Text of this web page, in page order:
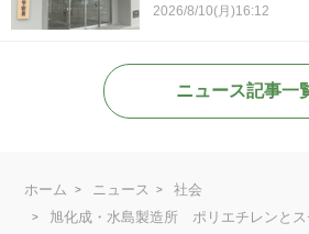
2026/8/10(月)16:12
ニュース記事一
ホーム ニュース
社会
旭化成・水島製造所 ポリエチレンとス